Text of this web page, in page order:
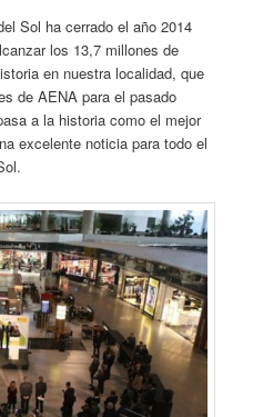
Sol ha cerrado el año 2014
los 13,7 millones de
en nuestra localidad, que
de AENA para el pasado
a la historia como el mejor
excelente noticia para todo el